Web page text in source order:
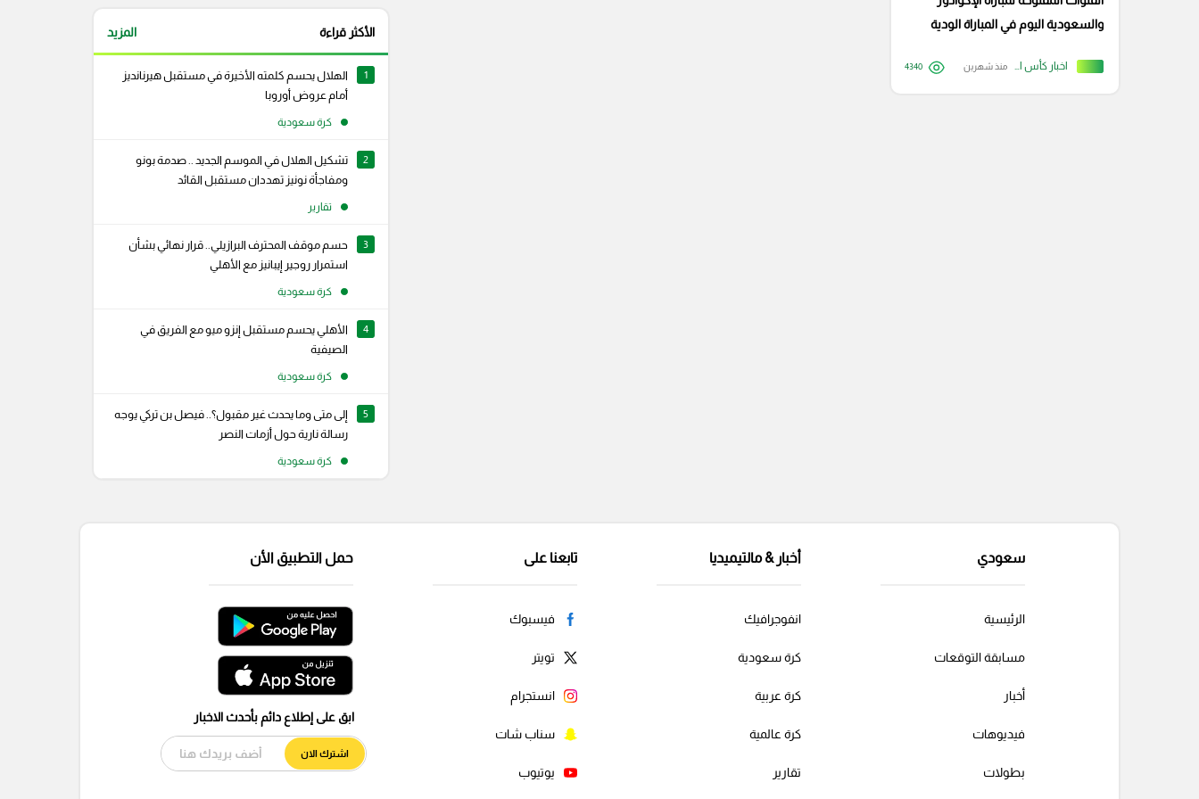
اخبار كأس العالم
والسعودية اليوم في المباراة الودية
منذ شهرين 4340
الأكثر قراءة المزيد
1
الهلال يحسم كلمته الأخيرة في مستقبل هيرنانديز
أمام عروض أوروبا
كرة سعودية
2
تشكيل الهلال في الموسم الجديد .. صدمة بونو
ومفاجأة نونيز تهددان مستقبل القائد
تقارير
3
حسم موقف المحترف البرازيلي.. قرار نهائي بشأن
استمرار روجير إيبانيز مع الأهلي
كرة سعودية
4
الأهلي يحسم مستقبل إنزو ميو مع الفريق في
الصيفية
كرة سعودية
5
إلى متى وما يحدث غير مقبول؟.. فيصل بن تركي يوجه
رسالة نارية حول أزمات النصر
كرة سعودية
سعودي
الرئيسية
مسابقة التوقعات
أخبار
فيديوهات
بطولات
أخبار & مالتيميديا
انفوجرافيك
كرة سعودية
كرة عربية
كرة عالمية
تقارير
تابعنا على
فيسبوك
تويتر
انستجرام
سناب شات
يوتيوب
حمل التطبيق الأن
ابق على إطلاع دائم بأحدث الاخبار
اشترك الان